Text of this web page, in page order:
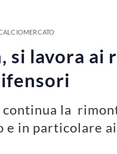
si lavora ai
la
e in particolare